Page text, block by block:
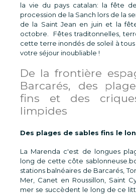
la vie du pays catalan: la fête
procession de la Sanch lors de la
de la Saint Jean en juin et la
octobre. Fêtes traditonnelles,
cette terre inondés de soleil à
votre séjour inoubliable !
De la frontière
Barcarés, des
fins et des
limpides
Des plages de sables fins le
La Marenda c'est de longues
long de cette côte
stations balnéaires de Barcarés,
Mer, Canet en Roussillon, Saint
mer se succèdent le long de ce